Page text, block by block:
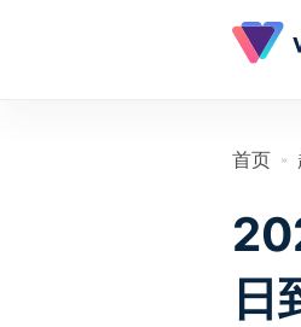
首页 »
日